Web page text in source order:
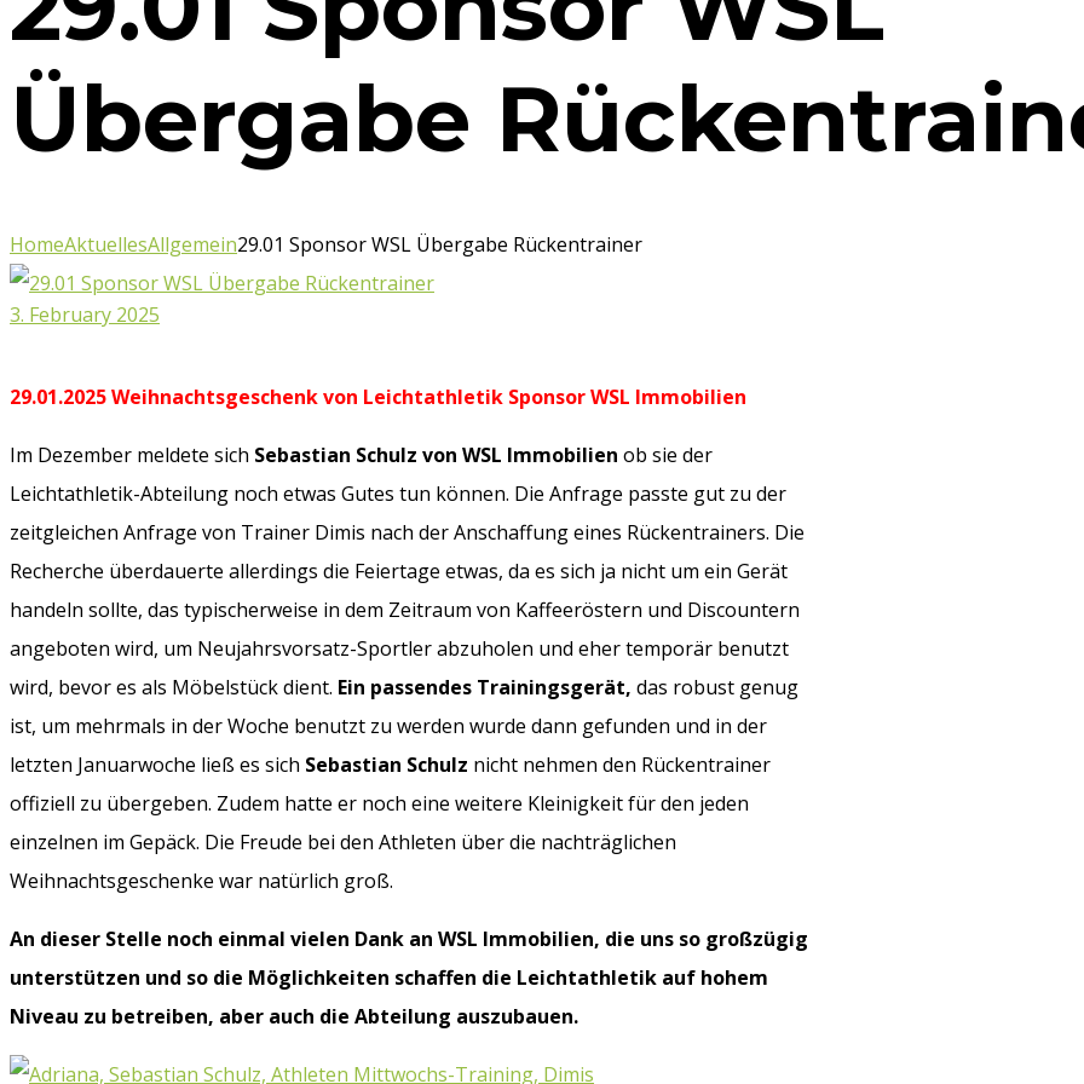
Übergabe
HomeAktuellesAllgemein29.01 Sponsor WSL Übergabe Rückentrainer
3. February 2025
29.01.2025 Weihnachtsgeschenk von Leichtathletik Sponsor WSL Immobilien
Im Dezember meldete sich Sebastian Schulz von WSL Immobilien ob sie der
Leichtathletik-Abteilung noch etwas Gutes tun können. Die Anfrage passte gut zu der
zeitgleichen Anfrage von Trainer Dimis nach der Anschaffung eines Rückentrainers. Die
Recherche überdauerte allerdings die Feiertage etwas, da es sich ja nicht um ein Gerät
handeln sollte, das typischerweise in dem Zeitraum von Kaffeeröstern und Discountern
angeboten wird, um Neujahrsvorsatz-Sportler abzuholen und eher temporär benutzt
wird, bevor es als Möbelstück dient. Ein passendes Trainingsgerät, das robust genug
ist, um mehrmals in der Woche benutzt zu werden wurde dann gefunden und in der
letzten Januarwoche ließ es sich Sebastian Schulz nicht nehmen den Rückentrainer
offiziell zu übergeben. Zudem hatte er noch eine weitere Kleinigkeit für den jeden
einzelnen im Gepäck. Die Freude bei den Athleten über die nachträglichen
Weihnachtsgeschenke war natürlich groß.
An dieser Stelle noch einmal vielen Dank an WSL Immobilien, die uns so großzügig
unterstützen und so die Möglichkeiten schaffen die Leichtathletik auf hohem
Niveau zu betreiben, aber auch die Abteilung auszubauen.